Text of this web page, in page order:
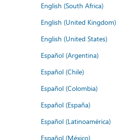
English (South Africa)
English (United Kingdom)
English (United States)
Español (Argentina)
Español (Chile)
Español (Colombia)
Español (España)
Español (Latinoamérica)
Español (México)